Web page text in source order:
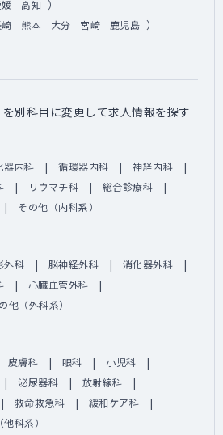
高知 ）
熊本 大分 宮崎 鹿児島 ）
別科目に変更して求人情報を探す
器内科 循環器内科
神経内科
リウマチ科
総合診療科
その他（内科系）
外科 脳神経外科
消化器外科
心臓血管外科
他（外科系）
皮膚科 眼科
小児科
泌尿器科
放射線科
救命救急科
緩和ケア科
科系）